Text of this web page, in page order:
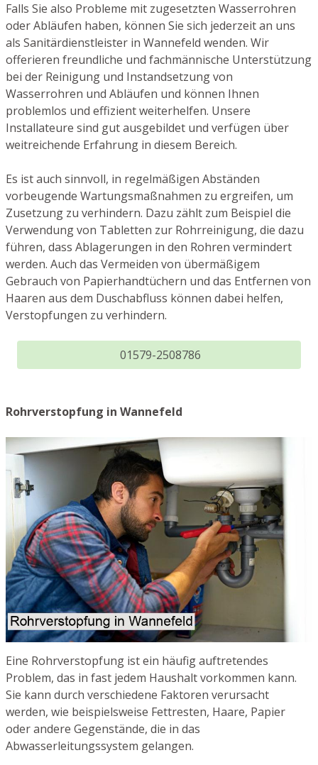
Falls Sie also Probleme mit zugesetzten Wasserrohren
oder Abläufen haben, können Sie sich jederzeit an uns
als Sanitärdienstleister in Wannefeld wenden. Wir
offerieren freundliche und fachmännische Unterstützung
bei der Reinigung und Instandsetzung von
Wasserrohren und Abläufen und können Ihnen
problemlos und effizient weiterhelfen. Unsere
Installateure sind gut ausgebildet und verfügen über
weitreichende Erfahrung in diesem Bereich.
Es ist auch sinnvoll, in regelmäßigen Abständen
vorbeugende Wartungsmaßnahmen zu ergreifen, um
Zusetzung zu verhindern. Dazu zählt zum Beispiel die
Verwendung von Tabletten zur Rohrreinigung, die dazu
führen, dass Ablagerungen in den Rohren vermindert
werden. Auch das Vermeiden von übermäßigem
Gebrauch von Papierhandtüchern und das Entfernen von
Haaren aus dem Duschabfluss können dabei helfen,
Verstopfungen zu verhindern.
01579-2508786
Rohrverstopfung in Wannefeld
Eine Rohrverstopfung ist ein häufig auftretendes
Problem, das in fast jedem Haushalt vorkommen kann.
Sie kann durch verschiedene Faktoren verursacht
werden, wie beispielsweise Fettresten, Haare, Papier
oder andere Gegenstände, die in das
Abwasserleitungssystem gelangen.